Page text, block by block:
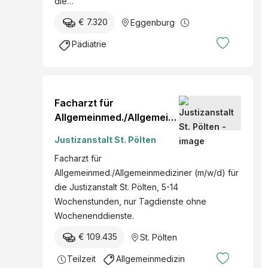
€ 7.320 Eggenburg
Pädiatrie
Facharzt für
Allgemeinmed./Allgemein
Justizanstalt St. Pölten
Facharzt für
Allgemeinmed./Allgemeinmediziner (m/w/d) für
die Justizanstalt St. Pölten, 5-14
Wochenstunden, nur Tagdienste ohne
Wochenenddienste.
€ 109.435 St. Pölten
Teilzeit Allgemeinmedizin